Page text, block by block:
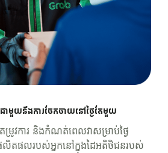
ាមួយនឹងការចែកចាយនៅថ្ងៃតែមួយ
ម្រូវការ និងកំណត់ពេលវាសម្រាប់ថ្ងៃ
តផលរបស់អ្នកនៅក្នុងដៃអតិថិជនរបស់